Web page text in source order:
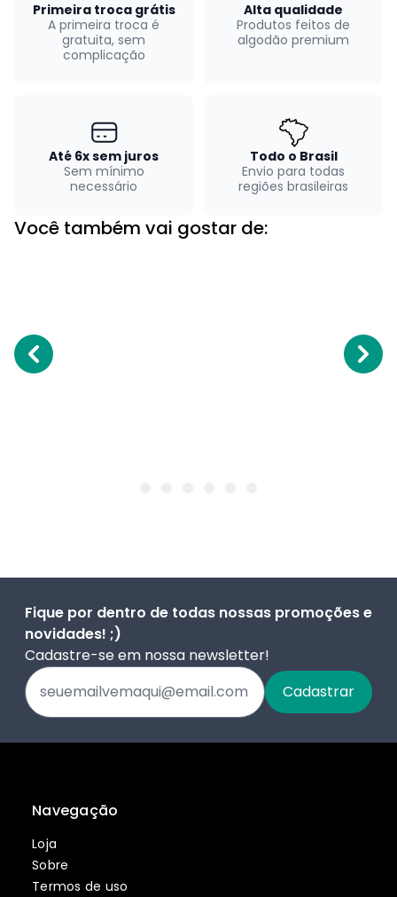
Primeira troca grátis
A primeira troca é
gratuita, sem
complicação
Alta qualidade
Produtos feitos de
algodão premium
Até 6x sem juros
Sem mínimo
necessário
Todo o Brasil
Envio para todas
regiões brasileiras
Você também vai gostar de:
Fique por dentro de todas nossas promoções e
novidades! ;)
Cadastre-se em nossa newsletter!
Navegação
Loja
Sobre
Termos de uso